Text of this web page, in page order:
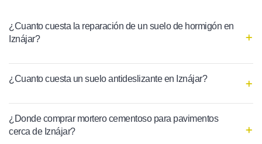
¿Cuanto cuesta la reparación de un suelo de hormigón en
Iznájar?
¿Cuanto cuesta un suelo antideslizante en Iznájar?
¿Donde comprar mortero cementoso para pavimentos
cerca de Iznájar?